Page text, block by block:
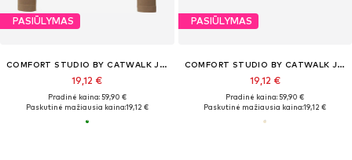
PASIŪLYMAS
COMFORT STUDIO BY CATWALK JUNKIE
19,12 €
Pradinė kaina: 59,90 €
Paskutinė mažiausia kaina:19,12 €
PASIŪLYMAS
COMFORT STUDIO BY CATWALK JUNKIE
19,12 €
Pradinė kaina: 59,90 €
Paskutinė mažiausia kaina:19,12 €